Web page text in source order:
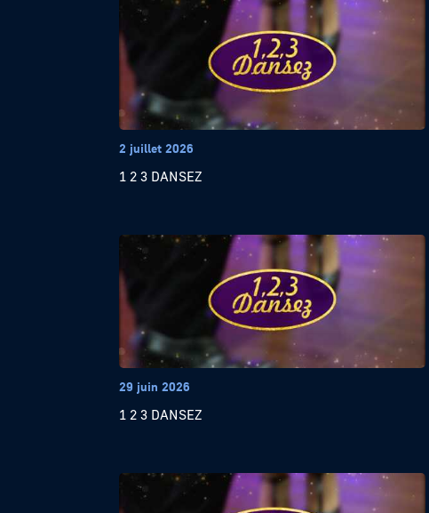
2 juillet 2026
1 2 3 DANSEZ
29 juin 2026
1 2 3 DANSEZ